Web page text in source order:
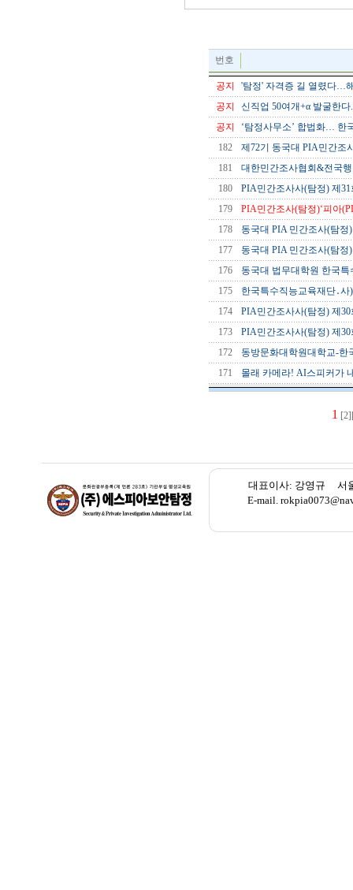
번호
공지
'탐정' 자격증 길 열렸다…
공지
신직업 50여개+α 발굴한
공지
‘탐정사무소’ 합법화… 한
182
제72기 동국대 PIA민간조
181
대한민간조사협회&전국
180
PIA민간조사사(탐정) 제31
179
PIA민간조사(탐정)‘피아
178
동국대 PIA 민간조사(탐
177
동국대 PIA 민간조사(탐
176
동국대 법무대학원 한국
175
한국특수직능교육재단․
174
PIA민간조사사(탐정) 제
173
PIA민간조사사(탐정) 제
172
동방문화대학원대학교-한
171
몰래 카메라! AI스피커가
1 [2]
대표이사: 강영규 서
E-mail.